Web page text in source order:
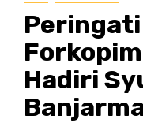
Peringati
Hadiri